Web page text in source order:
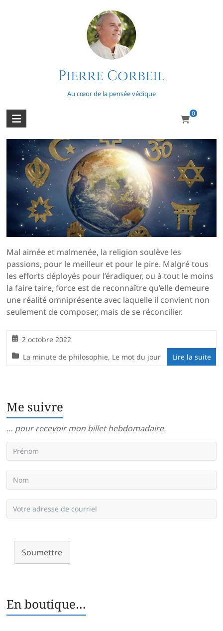
Pierre Corbeil
Au cœur de la pensée védique
0
Christianisme
Religion
Mal aimée et malmenée, la religion soulève les
passions, pour le meilleur et pour le pire. Malgré tous
les efforts déployés pour l’éradiquer, ou à tout le moins
la faire taire, force est de reconnaître qu’elle demeure
une réalité omniprésente avec laquelle il convient non
seulement de composer, mais de se réconcilier.
2 octobre 2022
La minute de philosophie, Le mot du jour Lire la suite
Me suivre
… pour recevoir mon billet hebdomadaire.
Soumettre
En boutique…